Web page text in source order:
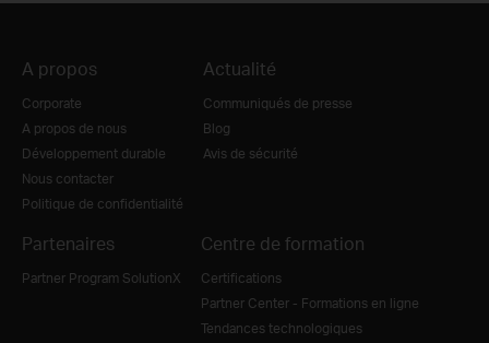
A propos
Corporate
A propos de nous
Développement durable
Nous contacter
Politique de confidentialité
Actualité
Communiqués de presse
Blog
Avis de sécurité
Partenaires
Partner Program SolutionX
Centre de formation
Certifications
Partner Center - Formations en ligne
Tendances technologiques